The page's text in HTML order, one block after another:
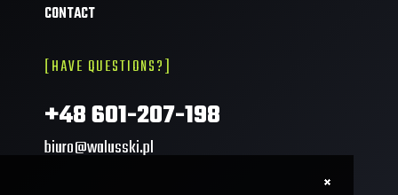
CONTACT
[HAVE QUESTIONS?]
+48 601-207-198
biuro@walusski.pl